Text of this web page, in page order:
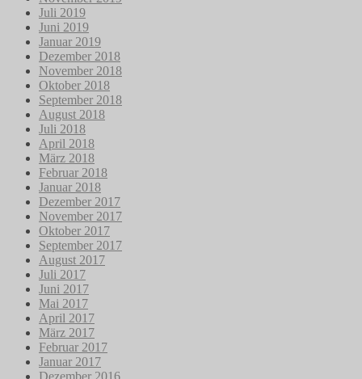
Juli 2019
Juni 2019
Januar 2019
Dezember 2018
November 2018
Oktober 2018
September 2018
August 2018
Juli 2018
April 2018
März 2018
Februar 2018
Januar 2018
Dezember 2017
November 2017
Oktober 2017
September 2017
August 2017
Juli 2017
Juni 2017
Mai 2017
April 2017
März 2017
Februar 2017
Januar 2017